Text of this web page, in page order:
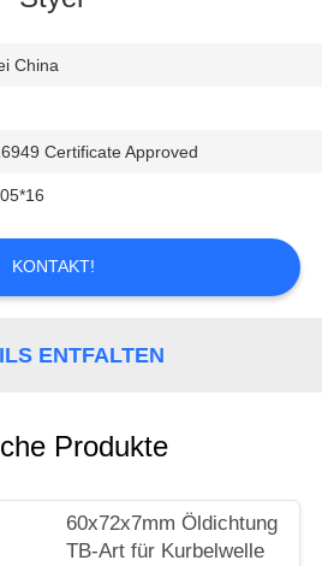
China
Certificate Approved
KONTAKT!
ENTFALTEN
Produkte
60x72x7mm Öldichtung
TB-Art für Kurbelwelle